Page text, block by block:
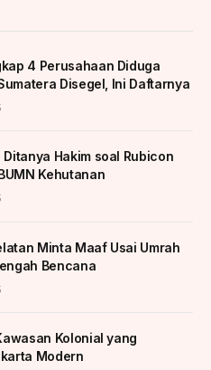
4 Perusahaan Diduga
Disegel, Ini Daftarnya
Hakim soal Rubicon
Kehutanan
Minta Maaf Usai Umrah
Bencana
Kolonial yang
Modern